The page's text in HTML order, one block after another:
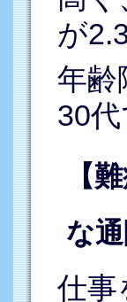
が
年齢
30
【
な
仕事